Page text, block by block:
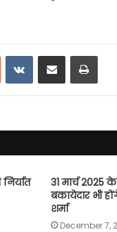
Reddit VKontakte
Share via Email Print
31 मार्च 2025
बकायेदार भी
शर्मा
December 7,